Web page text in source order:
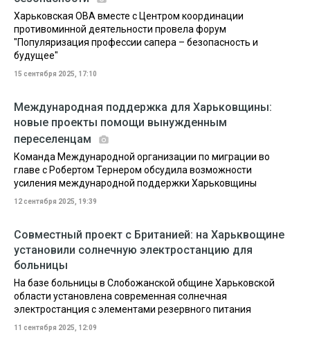
Харьковская ОВА вместе с Центром координации
противоминной деятельности провела форум
"Популяризация профессии сапера – безопасность и
будущее"
15 сентября 2025, 17:10
Международная поддержка для Харьковщины:
новые проекты помощи вынужденным
переселенцам
Команда Международной организации по миграции во
главе с Робертом Тернером обсудила возможности
усиления международной поддержки Харьковщины
12 сентября 2025, 19:39
Совместный проект с Британией: на Харьквощине
установили солнечную электростанцию для
больницы
На базе больницы в Слобожанской общине Харьковской
области установлена современная солнечная
электростанция с элементами резервного питания
11 сентября 2025, 12:09